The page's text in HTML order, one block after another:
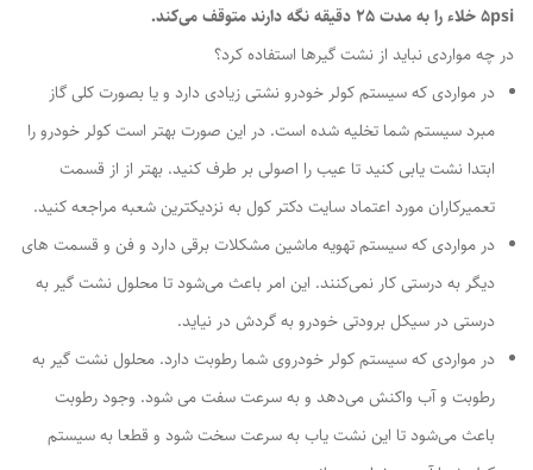
5psi خلاء را به مدت 25 دقیقه نگه دارند متوقف می‌کند.
در چه مواردی نباید از نشت گیر‌ها استفاده کرد؟
در مواردی که سیستم کولر خودرو نشتی زیادی دارد و یا بصورت کلی گاز
مبرد سیستم شما تخلیه شده است. در این صورت بهتر است کولر خودرو را
ابتدا نشت یابی کنید تا عیب را اصولی بر طرف کنید. بهتر از از قسمت
تعمیرکاران مورد اعتماد سایت دکتر کول به نزدیکترین شعبه مراجعه کنید.
در مواردی که سیستم تهویه ماشین مشکلات برقی دارد و فن و قسمت های
دیگر به درستی کار نمی‌کنند. این امر باعث می‌شود تا محلول نشت گیر به
درستی در سیکل برودتی خودرو به گردش در نیاید.
در مواردی که سیستم کولر خودروی شما رطوبت دارد. محلول نشت گیر به
رطوبت و آب واکنش می‌دهد و به سرعت سفت می شود. وجود رطوبت
باعث می‌شود تا این نشت یاب به سرعت سخت شود و قطعا به سیستم